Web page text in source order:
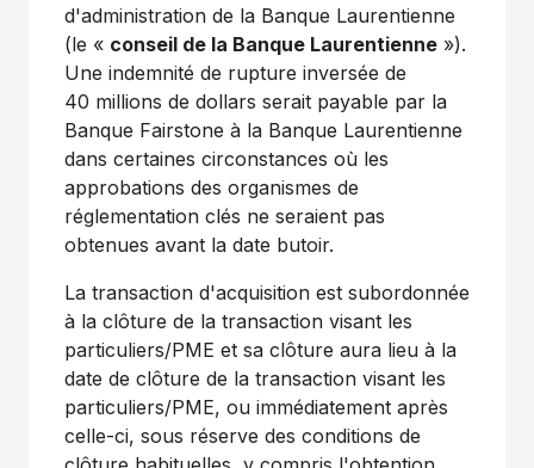
d'administration de la Banque Laurentienne
(le « conseil de la Banque Laurentienne »).
Une indemnité de rupture inversée de
40 millions de dollars serait payable par la
Banque Fairstone à la Banque Laurentienne
dans certaines circonstances où les
approbations des organismes de
réglementation clés ne seraient pas
obtenues avant la date butoir.
La transaction d'acquisition est subordonnée
à la clôture de la transaction visant les
particuliers/PME et sa clôture aura lieu à la
date de clôture de la transaction visant les
particuliers/PME, ou immédiatement après
celle-ci, sous réserve des conditions de